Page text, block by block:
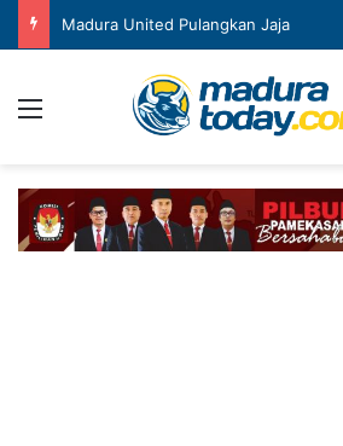
Madura United Pulangkan Jaja